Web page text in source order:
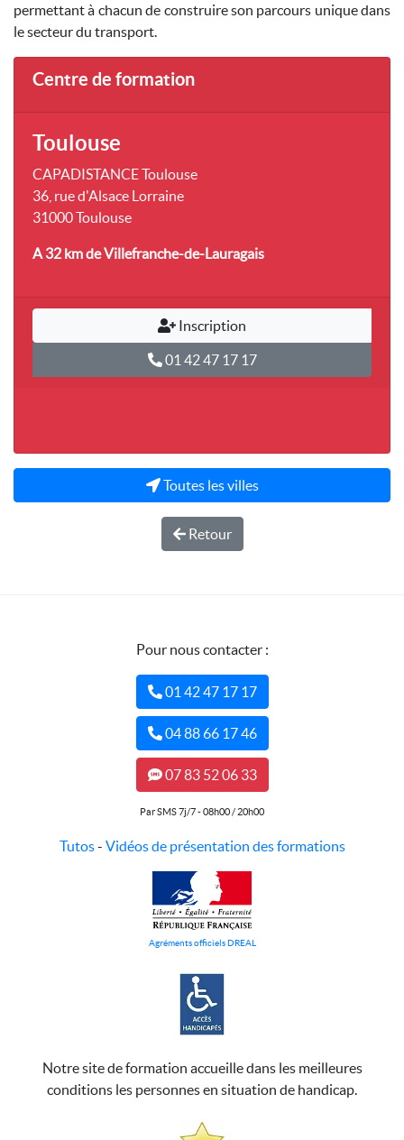
permettant à chacun de construire son parcours unique dans
le secteur du transport.
Centre de formation
Toulouse
CAPADISTANCE Toulouse
36, rue d'Alsace Lorraine
31000 Toulouse
A 32 kmde Villefranche-de-Lauragais
Inscription
01 42 47 17 17
Toutes les villes
Retour
Pour nous contacter :
01 42 47 17 17
04 88 66 17 46
07 83 52 06 33
Par SMS 7j/7 - 08h00 / 20h00
Tutos- Vidéos de présentation des formations
Agréments officiels DREAL
Notre site de formation accueille dans les meilleures
conditions les personnes en situation de handicap.